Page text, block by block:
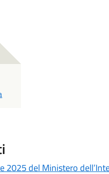
2025 del Ministero